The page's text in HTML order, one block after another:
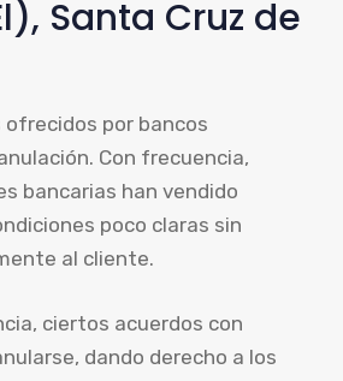
Santa Cruz de
por bancos
Con frecuencia,
bancarias han vendido
poco claras sin
al cliente.
ciertos acuerdos con
dando derecho a los